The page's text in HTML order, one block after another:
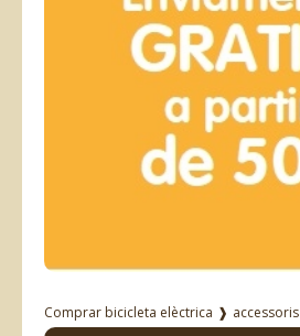
Comprar bicicleta elèctrica ❱ accessoris